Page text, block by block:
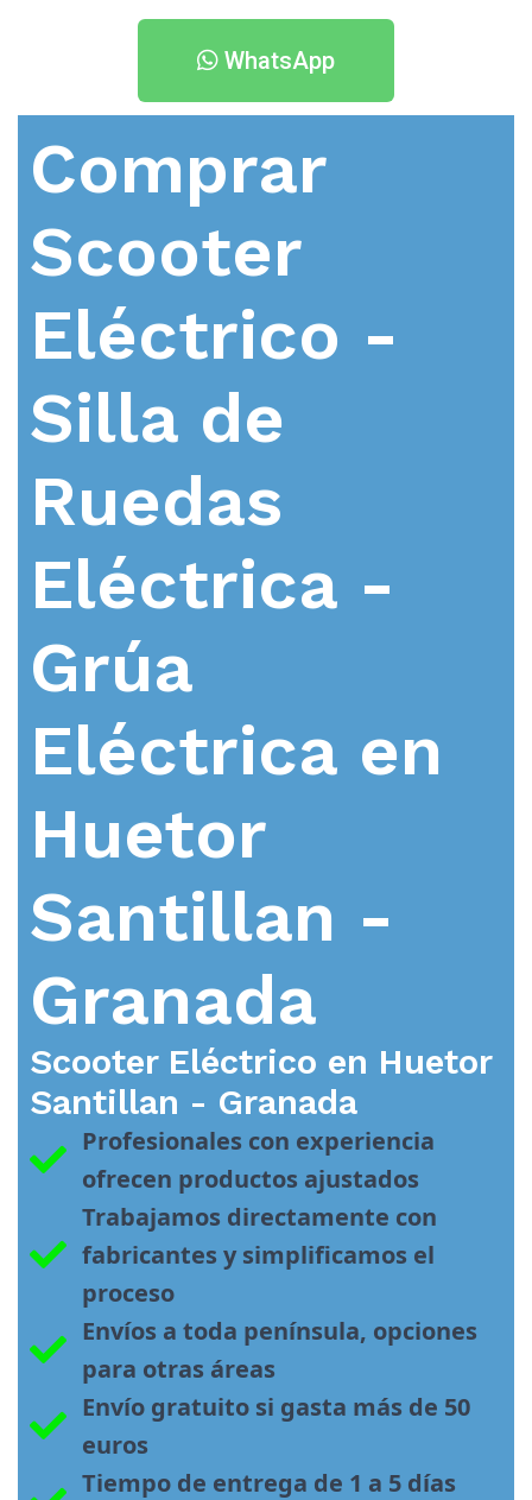
WhatsApp
Comprar
Scooter
Eléctrico -
Silla de
Ruedas
Eléctrica -
Grúa
Eléctrica en
Huetor
Santillan -
Granada
Scooter Eléctrico en Huetor
Santillan - Granada
Profesionales con experiencia
ofrecen productos ajustados
Trabajamos directamente con
fabricantes y simplificamos el
proceso
Envíos a toda península, opciones
para otras áreas
Envío gratuito si gasta más de 50
euros
Tiempo de entrega de 1 a 5 días